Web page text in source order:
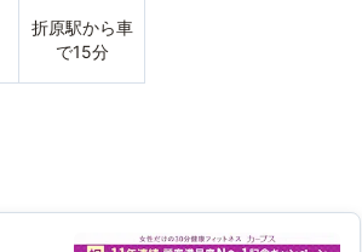
折原駅から車
で15分